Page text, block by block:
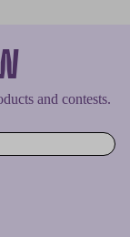
and contests.